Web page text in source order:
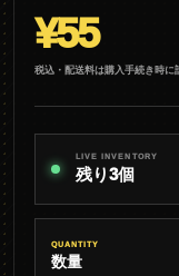
¥55
税込・配送料は購入手続き時に
LIVE INVENTORY
残り3個
QUANTITY
数量